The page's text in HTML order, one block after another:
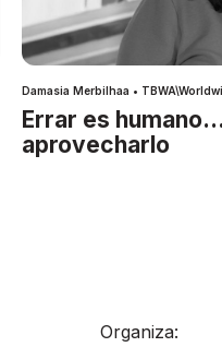
Damasia Merbilhaa •
Errar es
aprovecharlo
Organiza: